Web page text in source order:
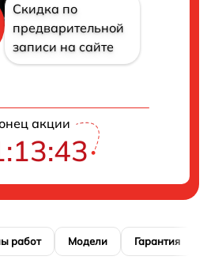
Скидка по
предварительной
записи на сайте
акции
работ Модели Гарантия